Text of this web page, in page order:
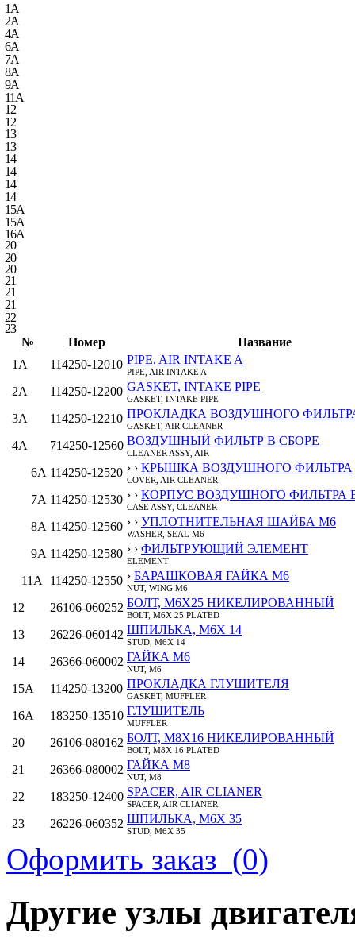
1A
2A
4A
6A
7A
8A
9A
11A
12
12
13
13
14
14
14
14
15A
15A
16A
20
20
20
21
21
21
22
23
№
Номер
Название
1A
114250-12010 PIPE, AIR INTAKE A
PIPE, AIR INTAKE A
2A 114250-12200 GASKET, INTAKE PIPE
GASKET, INTAKE PIPE
3A 114250-12210 ПРОКЛАДКА ВОЗДУШНОГО
GASKET, AIR CLEANER
4A 714250-12560 ВОЗДУШНЫЙ ФИЛЬТР В СБОРЕ
CLEANER ASSY, AIR
6A 114250-12520 › › КРЫШКА ВОЗДУШНОГО ФИЛЬТРА
COVER, AIR CLEANER
7A 114250-12530 › › КОРПУС ВОЗДУШНОГО ФИЛЬТРА
CASE ASSY, CLEANER
8A 114250-12560 › › УПЛОТНИТЕЛЬНАЯ ШАЙБА M6
WASHER, SEAL M6
9A 114250-12580 › › ФИЛЬТРУЮЩИЙ ЭЛЕМЕНТ
ELEMENT
11A 114250-12550 › БАРАШКОВАЯ ГАЙКА M6
NUT, WING M6
12 26106-060252 БОЛТ, M6Х25 НИКЕЛИРОВАННЫЙ
BOLT, M6X 25 PLATED
13 26226-060142 ШПИЛЬКА, M6X 14
STUD, M6X 14
14 26366-060002 ГАЙКА M6
NUT, M6
15A 114250-13200 ПРОКЛАДКА ГЛУШИТЕЛЯ
GASKET, MUFFLER
16A 183250-13510 ГЛУШИТЕЛЬ
MUFFLER
20 26106-080162 БОЛТ, M8Х16 НИКЕЛИРОВАННЫЙ
BOLT, M8X 16 PLATED
21 26366-080002 ГАЙКА M8
NUT, M8
22 183250-12400 SPACER, AIR CLIANER
SPACER, AIR CLIANER
23 26226-060352 ШПИЛЬКА, M6X 35
STUD, M6X 35
Оформить заказ (0)
Другие узлы